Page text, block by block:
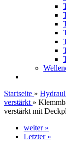
Startseite »
verstärkt »
verstärkt mit
weiter »
Letzter »